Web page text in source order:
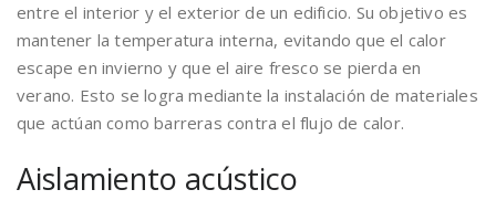
entre el interior y el exterior de un edificio. Su objetivo es
mantener la temperatura interna, evitando que el calor
escape en invierno y que el aire fresco se pierda en
verano. Esto se logra mediante la instalación de materiales
que actúan como barreras contra el flujo de calor.
Aislamiento acústico